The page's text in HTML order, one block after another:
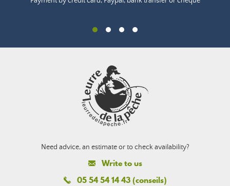
Need advice, an estimate or to check availability?
Write to us
05 54 54 14 43 (conseils)